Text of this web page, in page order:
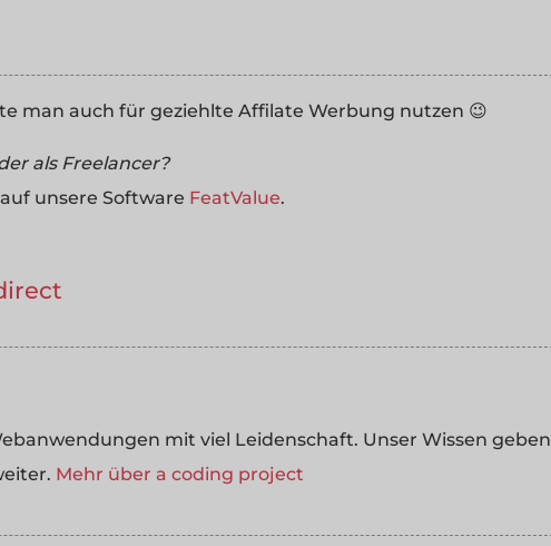
man auch für geziehlte Affilate Werbung nutzen 😉
als Freelancer?
unsere Software FeatValue.
mit viel Leidenschaft. Unser Wissen geben
Mehr über a coding project